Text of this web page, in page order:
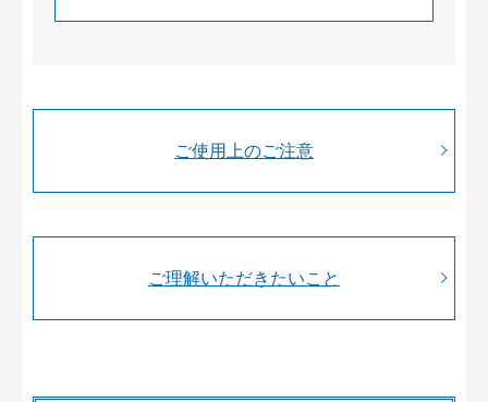
ご使用上のご注意
ご理解いただきたいこと